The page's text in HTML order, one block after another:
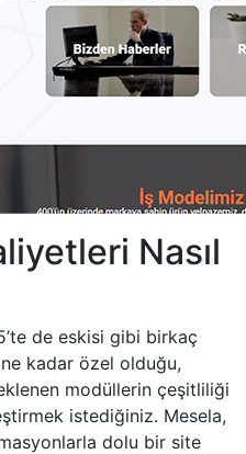
Nasıl
de eskisi gibi birkaç
ne kadar özel olduğu,
modüllerin çeşitliliği
istediğiniz. Mesela,
dolu bir site